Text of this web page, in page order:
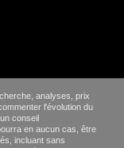
analyses, prix
l'évolution du
conseil
en aucun cas, être
incluant sans